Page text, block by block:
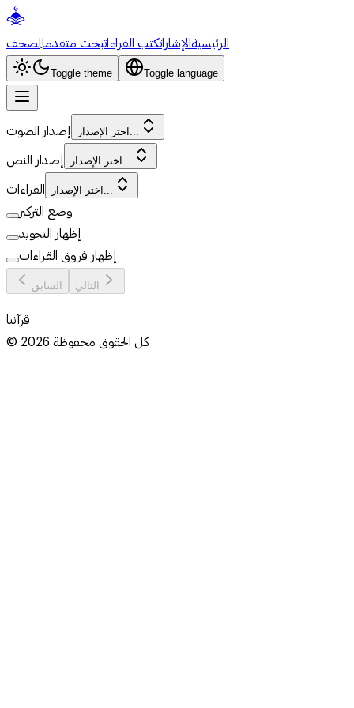
الرئيسيةالإشاراتكتب القراءاتبحث متقدمالمصحف
Toggle theme Toggle language
إصدار الصوت اختر الإصدار...
إصدار النص اختر الإصدار...
القراءات اختر الإصدار...
وضع التركيز
إظهار التجويد
إظهار فروق القراءات
السابق التالي
قرآننا
© 2026كل الحقوق محفوظة